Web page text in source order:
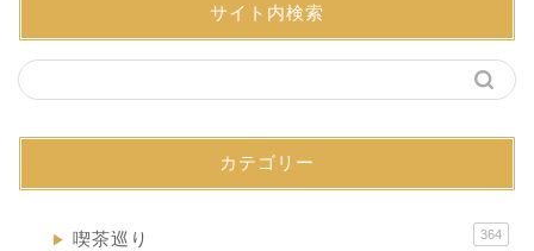
サイト内検索
カテゴリー
▶ 喫茶巡り 364